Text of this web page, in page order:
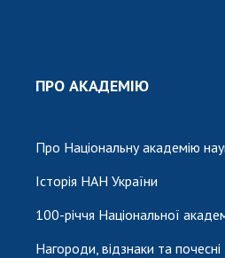
ПРО АКАДЕМІЮ
Про Національну академію
Історія НАН України
100-річчя Національної
Нагороди, відзнаки та